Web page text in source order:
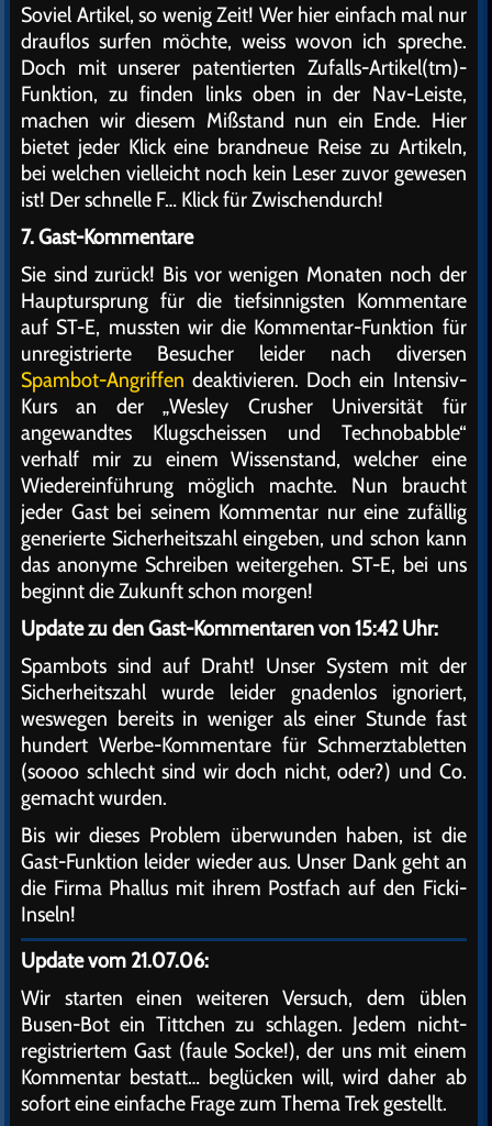
Soviel Artikel, so wenig Zeit! Wer hier einfach mal nur
drauflos surfen möchte, weiss wovon ich spreche.
Doch mit unserer patentierten Zufalls-Artikel(tm)-
Funktion, zu finden links oben in der Nav-Leiste,
machen wir diesem Mißstand nun ein Ende. Hier
bietet jeder Klick eine brandneue Reise zu Artikeln,
bei welchen vielleicht noch kein Leser zuvor gewesen
ist! Der schnelle F… Klick für Zwischendurch!
7. Gast-Kommentare
Sie sind zurück! Bis vor wenigen Monaten noch der
Hauptursprung für die tiefsinnigsten Kommentare
auf ST-E, mussten wir die Kommentar-Funktion für
unregistrierte Besucher leider nach diversen
Spambot-Angriffen deaktivieren. Doch ein Intensiv-
Kurs an der „Wesley Crusher Universität für
angewandtes Klugscheissen und Technobabble“
verhalf mir zu einem Wissenstand, welcher eine
Wiedereinführung möglich machte. Nun braucht
jeder Gast bei seinem Kommentar nur eine zufällig
generierte Sicherheitszahl eingeben, und schon kann
das anonyme Schreiben weitergehen. ST-E, bei uns
beginnt die Zukunft schon morgen!
Update zu den Gast-Kommentaren von 15:42 Uhr:
Spambots sind auf Draht! Unser System mit der
Sicherheitszahl wurde leider gnadenlos ignoriert,
weswegen bereits in weniger als einer Stunde fast
hundert Werbe-Kommentare für Schmerztabletten
(soooo schlecht sind wir doch nicht, oder?) und Co.
gemacht wurden.
Bis wir dieses Problem überwunden haben, ist die
Gast-Funktion leider wieder aus. Unser Dank geht an
die Firma Phallus mit ihrem Postfach auf den Ficki-
Inseln!
Update vom 21.07.06:
Wir starten einen weiteren Versuch, dem üblen
Busen-Bot ein Tittchen zu schlagen. Jedem nicht-
registriertem Gast (faule Socke!), der uns mit einem
Kommentar bestatt… beglücken will, wird daher ab
sofort eine einfache Frage zum Thema Trek gestellt.